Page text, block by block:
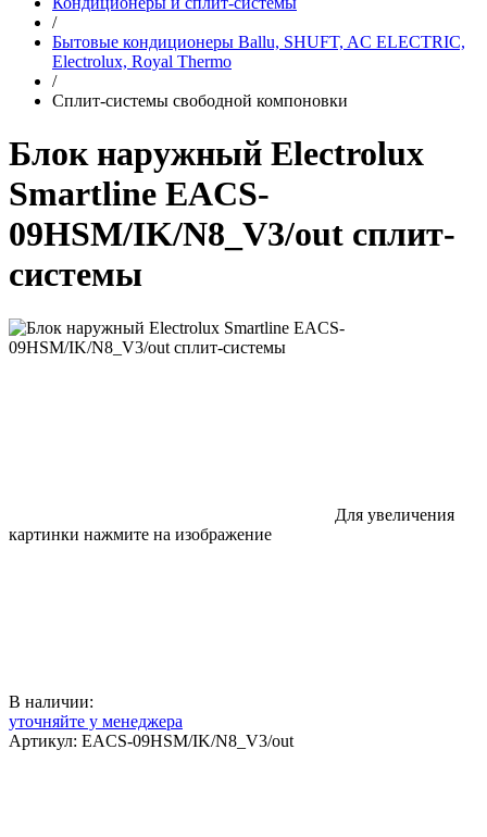
/
Бытовые кондиционеры Ballu, SHUFT, AC ELECTRIC,
Electrolux, Royal Thermo
/
Сплит-системы свободной компоновки
Блок наружный Electrolux
Smartline EACS-
09HSM/IK/N8_V3/out сплит-
системы
Для увеличения
картинки нажмите на изображение
В наличии:
уточняйте у менеджера
Артикул: EACS-09HSM/IK/N8_V3/out